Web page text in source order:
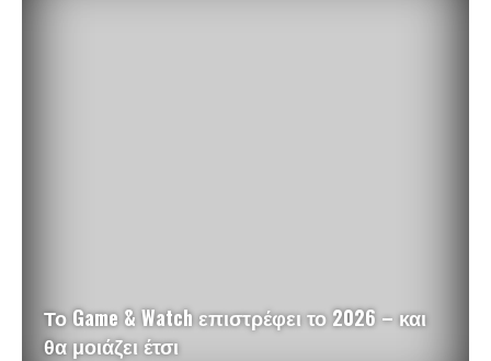
Το Game & Watch επιστρέφει το 2026 – και
θα μοιάζει έτσι